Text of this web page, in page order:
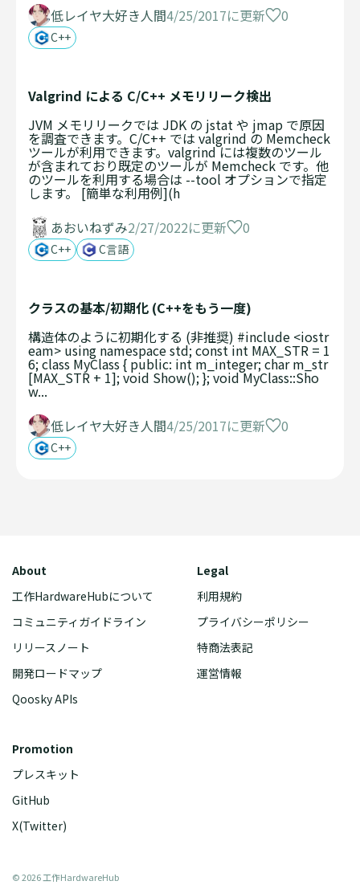
低レイヤ大好き人間4/25/2017に更新 0
C++
Valgrind による C/C++ メモリリーク検出
JVM メモリリークでは JDK の jstat や jmap で原因
を調査できます。C/C++ では valgrind の Memcheck
ツールが利用できます。valgrind には複数のツール
が含まれており既定のツールが Memcheck です。他
のツールを利用する場合は --tool オプションで指定
します。 [簡単な利用例](h
あおいねずみ2/27/2022に更新 0
C++ C言語
クラスの基本/初期化 (C++をもう一度)
構造体のように初期化する (非推奨) #include <iostr
eam> using namespace std; const int MAX_STR = 1
6; class MyClass { public: int m_integer; char m_str
[MAX_STR + 1]; void Show(); }; void MyClass::Sho
w...
低レイヤ大好き人間4/25/2017に更新 0
C++
©2026工作HardwareHub
About
工作HardwareHubについて
コミュニティガイドライン
リリースノート
開発ロードマップ
Qoosky APIs
Legal
利用規約
プライバシーポリシー
特商法表記
運営情報
Promotion
プレスキット
GitHub
X(Twitter)